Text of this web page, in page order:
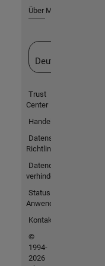
Über MathWorks
Deutschland
Trust
Center
Handelsmarken
Datenschutz-
Richtlinien
Datendiebstahl
verhindern
Status von
Anwendungen
Kontakt
©
1994-
2026